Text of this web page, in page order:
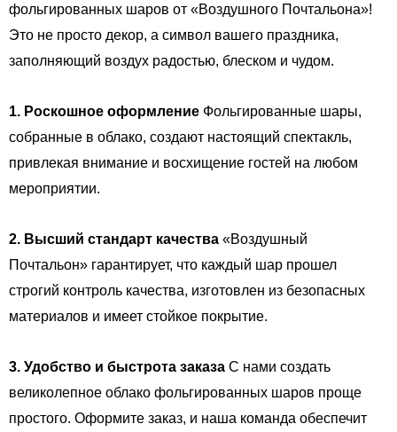
фольгированных шаров от «Воздушного Почтальона»!
Это не просто декор, а символ вашего праздника,
заполняющий воздух радостью, блеском и чудом.
1. Роскошное оформление Фольгированные шары,
собранные в облако, создают настоящий спектакль,
привлекая внимание и восхищение гостей на любом
мероприятии.
2. Высший стандарт качества «Воздушный
Почтальон» гарантирует, что каждый шар прошел
строгий контроль качества, изготовлен из безопасных
материалов и имеет стойкое покрытие.
3. Удобство и быстрота заказа С нами создать
великолепное облако фольгированных шаров проще
простого. Оформите заказ, и наша команда обеспечит